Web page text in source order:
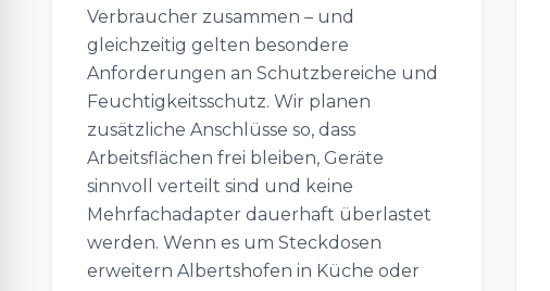
Verbraucher zusammen – und
gleichzeitig gelten besondere
Anforderungen an Schutzbereiche und
Feuchtigkeitsschutz. Wir planen
zusätzliche Anschlüsse so, dass
Arbeitsflächen frei bleiben, Geräte
sinnvoll verteilt sind und keine
Mehrfachadapter dauerhaft überlastet
werden. Wenn es um Steckdosen
erweitern Albertshofen in Küche oder